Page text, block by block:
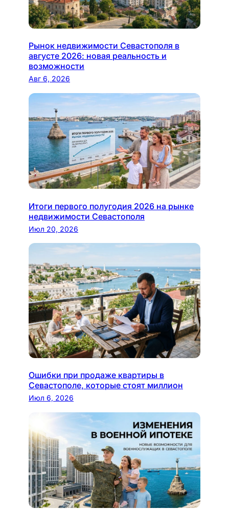
Рынок недвижимости Севастополя в
августе 2026: новая реальность и
возможности
Авг 6, 2026
Итоги первого полугодия 2026 на рынке
недвижимости Севастополя
Июл 20, 2026
Ошибки при продаже квартиры в
Севастополе, которые стоят миллион
Июл 6, 2026